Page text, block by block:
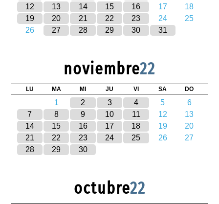
12
13 14 15 16 17
18
19
20 21 22 23 24
25
26
27 28 29 30 31
noviembre22
LU MA MI JU VI SA DO
1 2 3 4 5
6
7
8 9 10 11 12
13
14
15 16 17 18 19
20
21
22 23 24 25 26
27
28
29 30
octubre22